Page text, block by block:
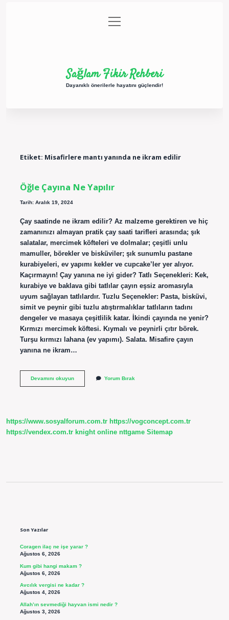
Gizlilik Politikası
menüyü
aç
Sağlam Fikir Rehberi
Dayanıklı önerilerle hayatını güçlendir!
Etiket: Misafirlere mantı yanında ne ikram edilir
Öğle Çayına Ne Yapılır
Tarih: Aralık 19, 2024
Çay saatinde ne ikram edilir? Az malzeme gerektiren ve hiç
zamanınızı almayan pratik çay saati tarifleri arasında; şık
salatalar, mercimek köfteleri ve dolmalar; çeşitli unlu
mamuller, börekler ve bisküviler; şık sunumlu pastane
kurabiyeleri, ev yapımı kekler ve cupcake’ler yer alıyor.
Kaçırmayın! Çay yanına ne iyi gider? Tatlı Seçenekleri: Kek,
kurabiye ve baklava gibi tatlılar çayın eşsiz aromasıyla
uyum sağlayan tatlılardır. Tuzlu Seçenekler: Pasta, bisküvi,
simit ve peynir gibi tuzlu atıştırmalıklar tatlıların tadını
dengeler ve masaya çeşitlilik katar. İkindi çayında ne yenir?
Kırmızı mercimek köftesi. Kıymalı ve peynirli çıtır börek.
Turşu kırmızı lahana (ev yapımı). Salata. Misafire çayın
yanına ne ikram…
Devamını okuyunÖğle
Yorum Bırak
https://www.sosyalforum.com.tr https://vogconcept.com.tr
https://vendex.com.tr knight online nttgame Sitemap
Son Yazılar
Coragen ilaç ne işe yarar ?
Ağustos 6, 2026
Kum gibi hangi makam ?
Ağustos 6, 2026
Avcılık vergisi ne kadar ?
Ağustos 4, 2026
Allah’ın sevmediği hayvan ismi nedir ?
Ağustos 3, 2026